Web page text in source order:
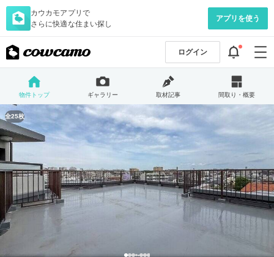
カウカモアプリで
さらに快適な住まい探し
アプリを使う
ログイン
物件トップ ギャラリー 取材記事 間取り・概要
全25枚